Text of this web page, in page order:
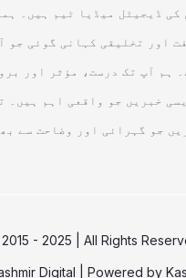
کی ڈیجیٹل میڈیا ٹیم ہیں۔
اور تخلیقی کہانی گوئی جو
ہم آپ تک درست، مؤثر اور
خبریں جو واقعی اہم ہیں۔
جو گہرائی اور وضاحت سے
2015 - 2025 | All Rights
Digital | Powered by